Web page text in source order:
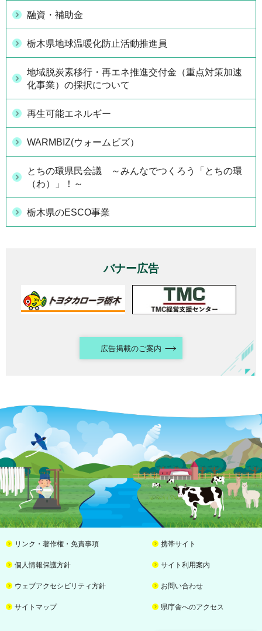
融資・補助金
栃木県地球温暖化防止活動推進員
地域脱炭素移行・再エネ推進交付金（重点対策加速
化事業）の採択について
再生可能エネルギー
WARMBIZ(ウォームビズ）
とちの環県民会議 ～みんなでつくろう「とちの環
（わ）」！～
栃木県のESCO事業
バナー広告
広告掲載のご案内
リンク・著作権・免責事項 携帯サイト
個人情報保護方針 サイト利用案内
ウェブアクセシビリティ方針 お問い合わせ
サイトマップ 県庁舎へのアクセス